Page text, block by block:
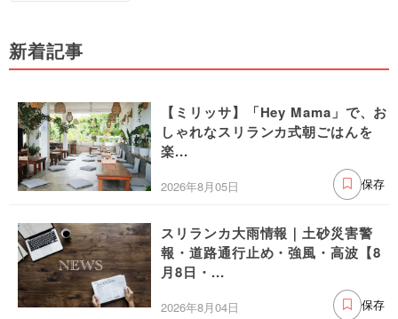
新着記事
【ミリッサ】「Hey Mama」で、お
しゃれなスリランカ式朝ごはんを
楽...
2026年8月05日 保存
スリランカ大雨情報｜土砂災害警
報・道路通行止め・強風・高波【8
月8日・...
2026年8月04日 保存